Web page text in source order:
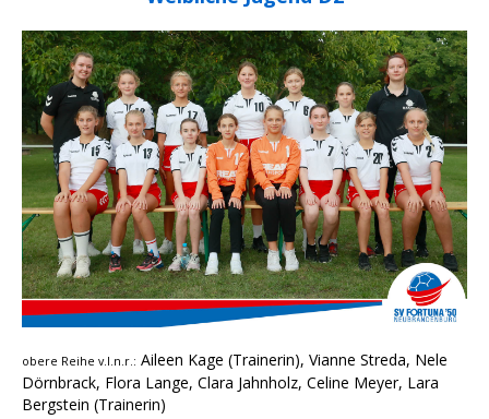
obere Reihe v.l.n.r.: Aileen Kage (Trainerin), Vianne Streda, Nele
Dörnbrack, Flora Lange, Clara Jahnholz, Celine Meyer, Lara
Bergstein (Trainerin)